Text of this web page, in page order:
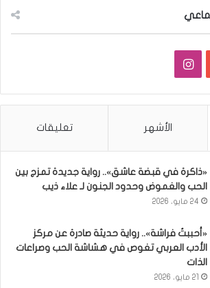
انستقرام
الأشهر تعليقات
«ذاكرة في قبضة عاشق».. رواية جديدة تمزج بين
الحب والغموض وحدود الجنون لـ علاء ذيب
24 مايو، 2026
«أحببتُ فراشة».. رواية حديثة صادرة عن مركز
الأدب العربي تغوص في هشاشة الحب وصراعات
الذات
21 مايو، 2026